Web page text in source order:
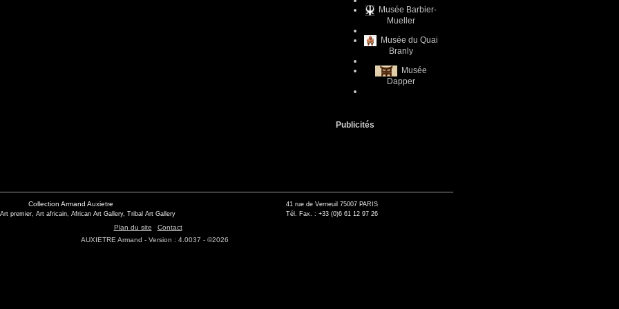
Musée Barbier-
Mueller
Musée du Quai
Branly
Musée
Dapper
Publicités
Collection Armand Auxietre
premier, Art africain, African Art Gallery, Tribal Art Gallery
41 rue de Verneuil 75007 PARIS
Tél. Fax. : +33 (0)6 61 12 97 26
Plan du site
Contact
AUXIETRE Armand - Version : 4.0037 - ©2026